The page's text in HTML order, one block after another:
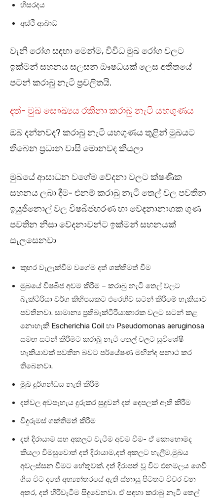
හිසරදය
අස්ථි ආබාධ
වැනි රෝග සඳහා මෙන්ම, විවිධ මුඛ රෝග වලට
ඉක්මන් සහනය සලසන ඖෂධයක් ලෙස අතීතයේ
පටන් කරාබු නැටි ප්‍රචලිතයි.
දත්- මුඛ සෞඛ්‍යය රකිනා කරාබු නැටි යහගුණය
ඔබ දන්නවද? කරාබු නැටි යහගුණය තුළින් මුඛයට
තිබෙන ප්‍රධාන වාසි මොනවද කියලා
මුඛයේ ආසාධන වගේම වේදනා වලට ක්ෂණික
සහනය ලබා දීම- එනම් කරාබු නැටි තෙල් වල පවතින
ඉයුජිනොල් වල විෂබීජහරණ හා වේදනානාශක ගුණ
පවතින නිසා වේදනාවන්ට ඉක්මන් සහනයක්
සැලසෙනවා
කුහර වැලැක්වීම වගේම දත් ශක්තිමත් වීම
මුඛයේ විෂබීජ අවම කිරීම – කරාබු නැටි තෙල් වලට
බැක්ටීරියා වර්ග කිහිපයකට එරෙහිව සටන් කිරීමේ හැකියාව
පවතිනවා. සාමාන්‍ය ප්‍රතිබැක්ටීරියාකාරක වලට සටන් කළ
නොහැකි Escherichia Coil හා Pseudomonas aeruginosa
සමඟ සටන් කිරීමට කරාබු නැටි තෙල් වලට සුවිශේෂී
හැකියාවක් පවතින බවට පර්යේෂණ මඟින්ද සනාථ කර
තිබෙනවා.
මුඛ දුර්ගන්ධය නැති කිරීම
දත්වල අවපැහැය දුරුකර සුදුවන් දත් දෙපලක් ඇති කිරීම
විදුරුමස් ශක්තිමත් කිරීම
දත් දිරායාම සහ අකලට වැටීම අවම වීම- ඒ කොහොමද
කියලා විමසුවොත් දත් දිරායාම,දත් අකලට හැලීම,මුඛය
අවලස්සන වීමට හේතුවක්. දත් දිරාපත් වූ විට එනමලය ගෙවී
ගිය විට දතේ අභ්‍යන්තරයේ ඇති ස්නායු පිටතට විවර වන
අතර, දත් හිරිවැටීම සිදුවෙනවා. ඒ සඳහා කරාබු නැටි තෙල්